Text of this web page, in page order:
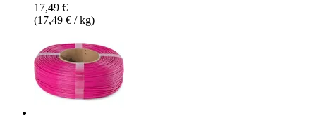
17,49 €
(17,49 € / kg)